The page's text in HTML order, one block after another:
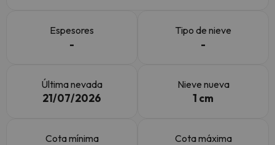
Espesores
-
Tipo de nieve
-
Última nevada
21/07/2026
Nieve nueva
1 cm
Cota mínima Cota máxima